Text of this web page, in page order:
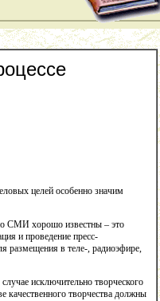
целей особенно значим
СМИ хорошо известны – это
и проведение пресс-
размещения в теле-, радиоэфире,
исключительно творческого
качественного творчества должны